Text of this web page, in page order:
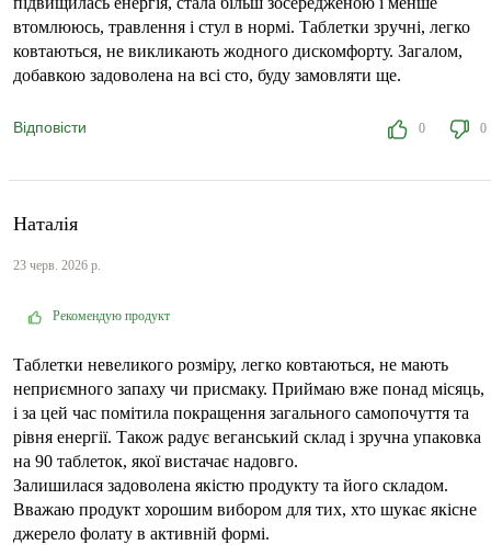
втомлююсь, травлення і стул в нормі. Таблетки зручні, легко
ковтаються, не викликають жодного дискомфорту. Загалом,
добавкою задоволена на всі сто, буду замовляти ще.
Відповісти 0 0
Наталія
23 черв. 2026 р.
Рекомендую продукт
Таблетки невеликого розміру, легко ковтаються, не мають
неприємного запаху чи присмаку. Приймаю вже понад місяць,
і за цей час помітила покращення загального самопочуття та
рівня енергії. Також радує веганський склад і зручна упаковка
на 90 таблеток, якої вистачає надовго.
Залишилася задоволена якістю продукту та його складом.
Вважаю продукт хорошим вибором для тих, хто шукає якісне
джерело фолату в активній формі.